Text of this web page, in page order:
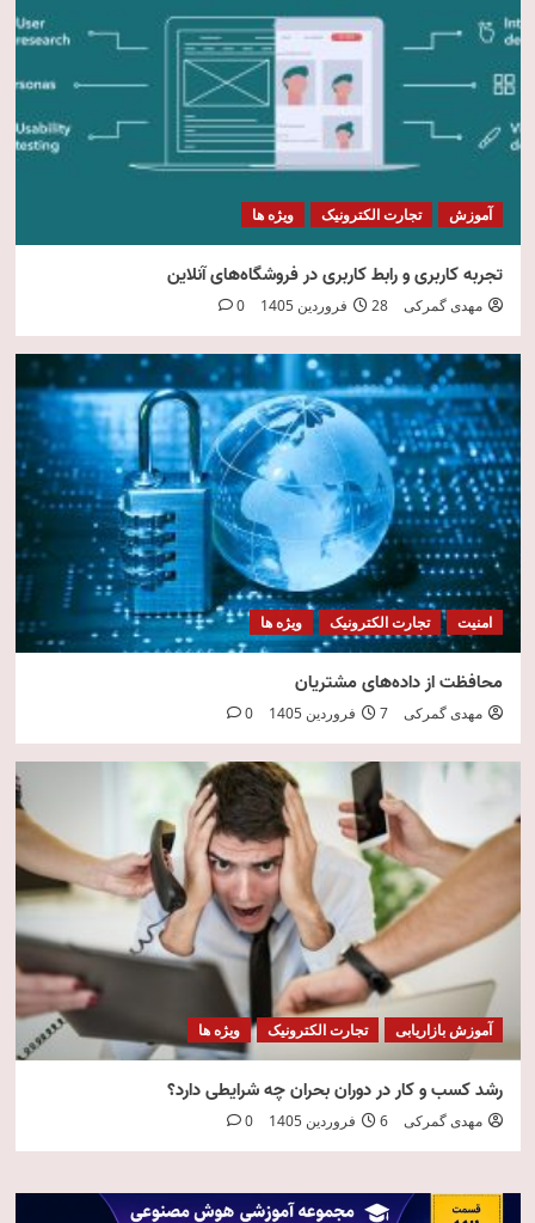
5
امنیت فناوری اطلاعات
آموزش تجارت الکترونیک ویژه ها
تجربه کاربری و رابط کاربری در فروشگاه‌های آنلاین
مهدی گمرکی 28 فروردین 1405 0
امنیت تجارت الکترونیک ویژه ها
محافظت از داده‌های مشتریان
مهدی گمرکی 7 فروردین 1405 0
آموزش بازاریابی تجارت الکترونیک ویژه ها
رشد کسب و کار در دوران بحران چه شرایطی دارد؟
مهدی گمرکی 6 فروردین 1405 0